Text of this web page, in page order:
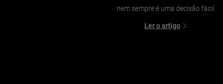
nem sempre é uma decisão fácil.
Ler o artigo